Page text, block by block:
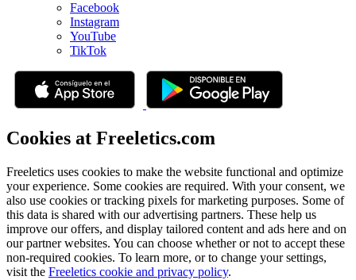
Facebook
Instagram
YouTube
TikTok
Cookies at Freeletics.com
Freeletics uses cookies to make the website functional and optimize
your experience. Some cookies are required. With your consent, we
also use cookies or tracking pixels for marketing purposes. Some of
this data is shared with our advertising partners. These help us
improve our offers, and display tailored content and ads here and on
our partner websites. You can choose whether or not to accept these
non-required cookies. To learn more, or to change your settings,
visit the Freeletics cookie and privacy policy.